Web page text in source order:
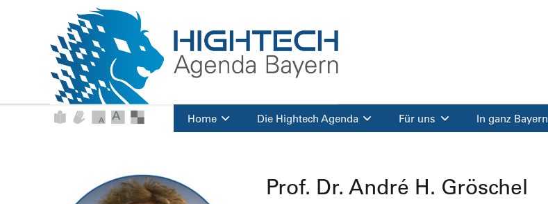
Home Die Hightech Agenda Für uns In ganz Bayern
Prof. Dr. André H. Gröschel